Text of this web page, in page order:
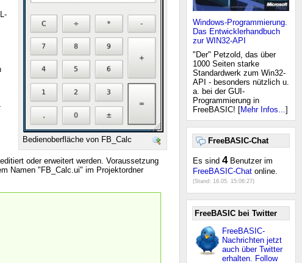
Windows-Programmierung.
Das Entwicklerhandbuch
zur WIN32-API
"Der" Petzold, das über
1000 Seiten starke
Standardwerk zum Win32-
API - besonders nützlich u.
a. bei der GUI-
Programmierung in
FreeBASIC! [Mehr Infos...]
FreeBASIC-Chat
Es sind 4Benutzer im
FreeBASIC-Chat online.
(Stand: 16.05. 15:06:27)
FreeBASIC bei Twitter
FreeBASIC-
Nachrichten jetzt
auch über Twitter
erhalten. Follow
Bedienoberfläche von FB_Calc
oder erweitert werden. Voraussetzung
Namen "FB_Calc.ui" im Projektordner